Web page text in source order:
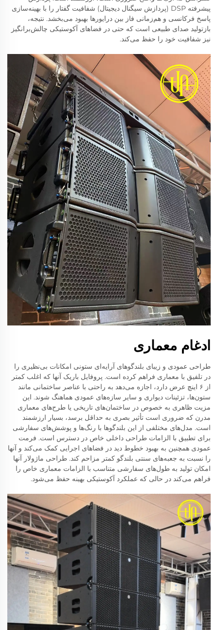
پیشرفته DSP (پردازش سیگنال دیجیتال) شفافیت گفتار را با بهینه‌سازی
پاسخ فرکانسی و هم‌زمانی فاز بین درایورها بهبود می‌بخشد. نتیجه،
بازتولید صدای طبیعی است که حتی در فضاهای آکوستیکی چالش‌برانگیز
نیز شفافیت خود را حفظ می‌کند.
ادغام معماری
طراحی عمودی و زیبای بلندگوهای آرایه‌ای ستونی امکانات بی‌نظیری را
در تلفیق با معماری فراهم کرده است. پروفایل باریک آنها که اغلب کمتر
از ۶ اینچ عرض دارد، اجازه می‌دهد به راحتی با عناصر ساختمانی مانند
ستون‌ها، تزئینات دیواری و سایر سازه‌های عمودی هماهنگ شوند. این
مزیت ظاهری به خصوص در ساختمان‌های تاریخی یا طرح‌های معماری
مدرن که ضروری است تأثیر بصری به حداقل برسد، بسیار ارزشمند
است. مدل‌های مختلفی از این بلندگوها با رنگ‌ها و پوشش‌های سفارشی
برای تطبیق با الزامات طراحی داخلی خاص در دسترس است. فرمت
عمودی همچنین به بهبود خطوط دید در فضاهای اجرایی کمک می‌کند و آنها
را نسبت به جعبه‌های سنتی بلندگو کمتر مزاحم کند. طراحی ماژولار آنها
امکان تولید به طول‌های سفارشی متناسب با الزامات معماری خاص را
فراهم می‌کند در حالی که عملکرد آکوستیکی بهینه حفظ می‌شود.